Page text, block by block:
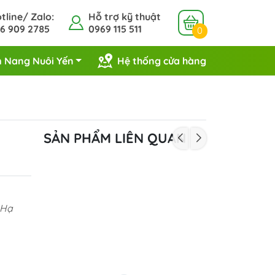
Zalo:
909 2785
Hỗ trợ kỹ thuật
0969 115 511
0
Nang Nuôi Yến Hệ thống cửa hàng
SẢN PHẨM LIÊN QUAN